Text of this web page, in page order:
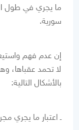
ما يجري في طول
سورية.
إن عدم فهم
لا تحمد عقباها،
بالأشكال التالية:
ـ اعتبار ما يجري